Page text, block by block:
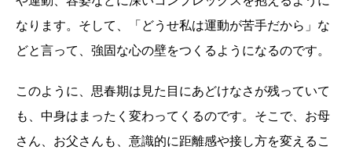
なります。そして、「どうせ私は運動が苦手だから」な
どと言って、強固な心の壁をつくるようになるのです。
このように、思春期は見た目にあどけなさが残っていて
も、中身はまったく変わってくるのです。そこで、お母
さん、お父さんも、意識的に距離感や接し方を変えるこ